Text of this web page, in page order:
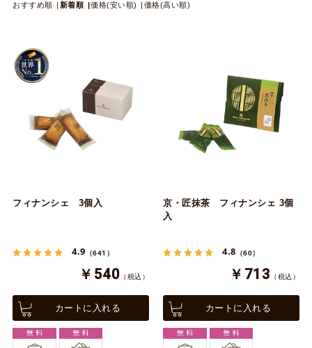
おすすめ順 新着順 価格(安い順) 価格(高い順)
フィナンシェ 3個入
4.9 （641）
￥540 （税込）
カートに入れる
京・匠抹茶 フィナンシェ 3個
入
4.8 （60）
￥713 （税込）
カートに入れる